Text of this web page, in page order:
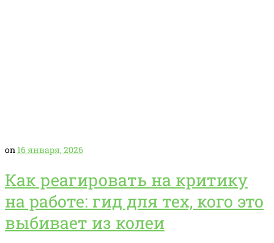
on16 января, 2026
Как реагировать на критику
на работе: гид для тех, кого это
выбивает из колеи